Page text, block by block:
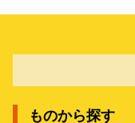
ものから探す